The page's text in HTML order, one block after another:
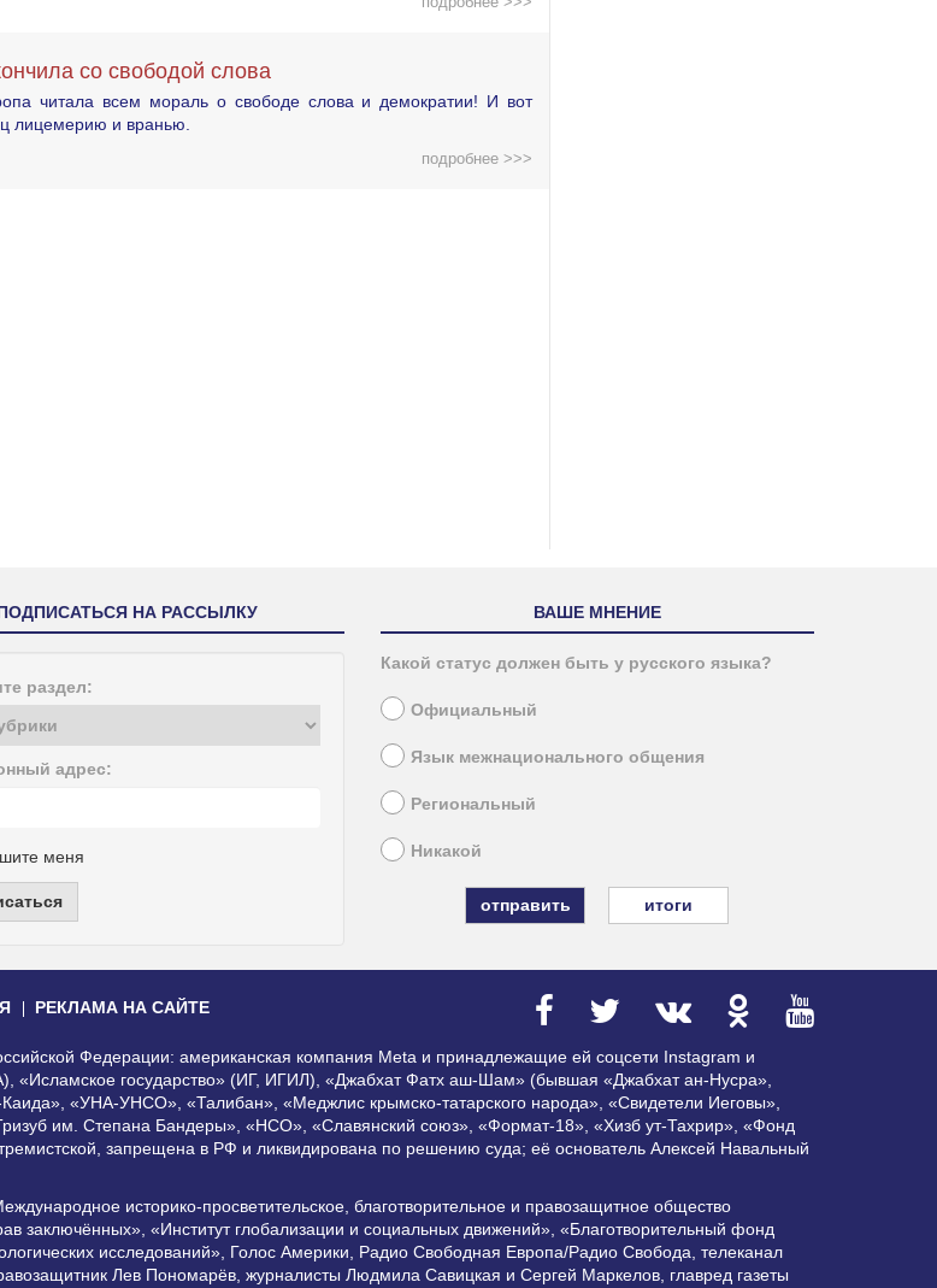
со свободой слова
читала всем мораль о свободе слова и демократии! И вот
лицемерию и вранью.
подробнее >>>
НА РАССЫЛКУ
раздел:
адрес:
меня
ВАШЕ МНЕНИЕ
Какой статус должен быть у русского языка?
Официальный
Язык межнационального общения
Региональный
Никакой
итоги
РЕКЛАМА НА САЙТЕ
Федерации: американская компания Meta и принадлежащие ей соцсети Instagram и
«Исламское государство» (ИГ, ИГИЛ), «Джабхат Фатх аш-Шам» (бывшая «Джабхат ан-Нусра»,
«УНА-УНСО», «Талибан», «Меджлис крымско-татарского народа», «Свидетели Иеговы»,
им. Степана Бандеры», «НСО», «Славянский союз», «Формат-18», «Хизб ут-Тахрир», «Фонд
запрещена в РФ и ликвидирована по решению суда; её основатель Алексей Навальный
историко-просветительское, благотворительное и правозащитное общество
«Институт глобализации и социальных движений», «Благотворительный фонд
исследований», Голос Америки, Радио Свободная Европа/Радио Свобода, телеканал
Лев Пономарёв, журналисты Людмила Савицкая и Сергей Маркелов, главред газеты